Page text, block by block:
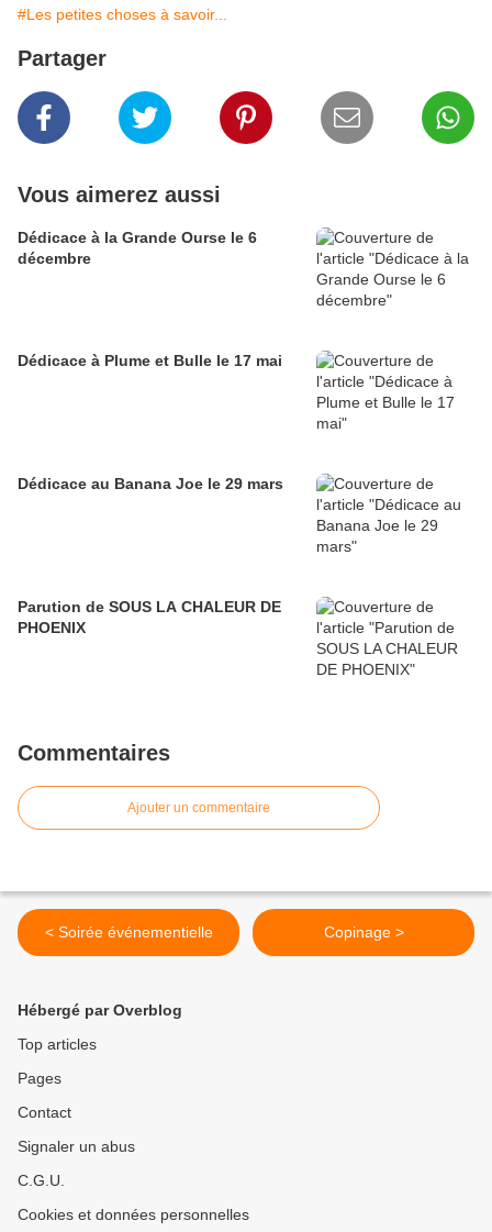
#Les petites choses à savoir...
Partager
Vous aimerez aussi
Dédicace à la Grande Ourse le 6
décembre
Dédicace à Plume et Bulle le 17 mai
Dédicace au Banana Joe le 29 mars
Parution de SOUS LA CHALEUR DE
PHOENIX
Commentaires
Ajouter un commentaire
< Soirée événementielle Copinage >
Hébergé par Overblog
Top articles
Pages
Contact
Signaler un abus
C.G.U.
Cookies et données personnelles